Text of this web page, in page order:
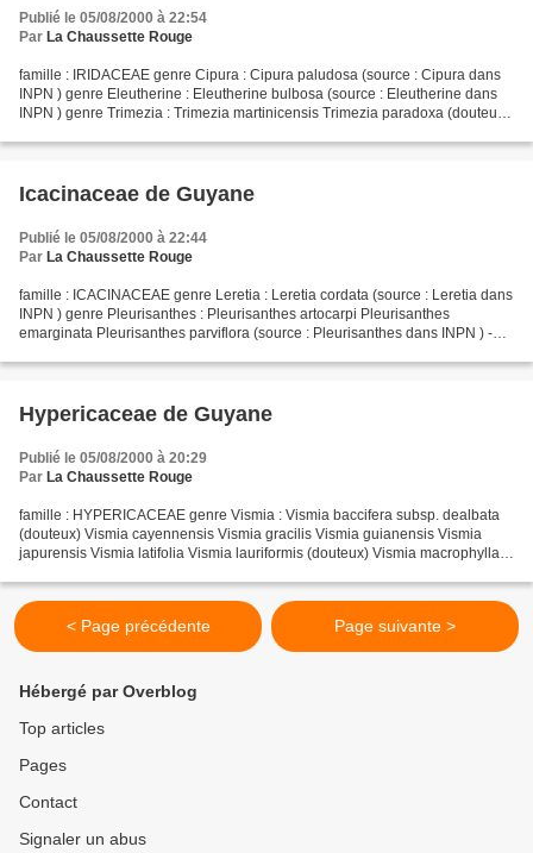
Publié le 05/08/2000 à 22:54
Par La Chaussette Rouge
famille : IRIDACEAE genre Cipura : Cipura paludosa (source : Cipura dans
INPN ) genre Eleutherine : Eleutherine bulbosa (source : Eleutherine dans
INPN ) genre Trimezia : Trimezia martinicensis Trimezia paradoxa (douteux)
Icacinaceae de Guyane
Publié le 05/08/2000 à 22:44
Par La Chaussette Rouge
famille : ICACINACEAE genre Leretia : Leretia cordata (source : Leretia dans
INPN ) genre Pleurisanthes : Pleurisanthes artocarpi Pleurisanthes
emarginata Pleurisanthes parviflora (source : Pleurisanthes dans INPN ) -
Hypericaceae de Guyane
Publié le 05/08/2000 à 20:29
Par La Chaussette Rouge
famille : HYPERICACEAE genre Vismia : Vismia baccifera subsp. dealbata
(douteux) Vismia cayennensis Vismia gracilis Vismia guianensis Vismia
japurensis Vismia latifolia Vismia lauriformis (douteux) Vismia macrophylla
< Page précédente Page suivante >
Hébergé par Overblog
Top articles
Pages
Contact
Signaler un abus